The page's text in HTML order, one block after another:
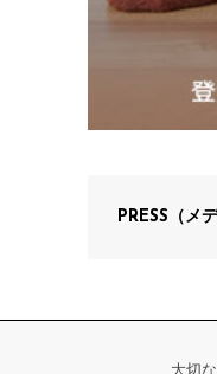
PRESS（メ
大切